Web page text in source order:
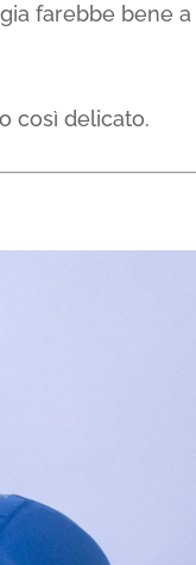
farebbe bene
così delicato.